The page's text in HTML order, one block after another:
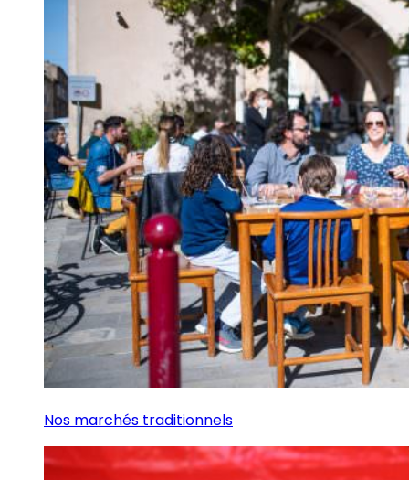
Nos marchés traditionnels